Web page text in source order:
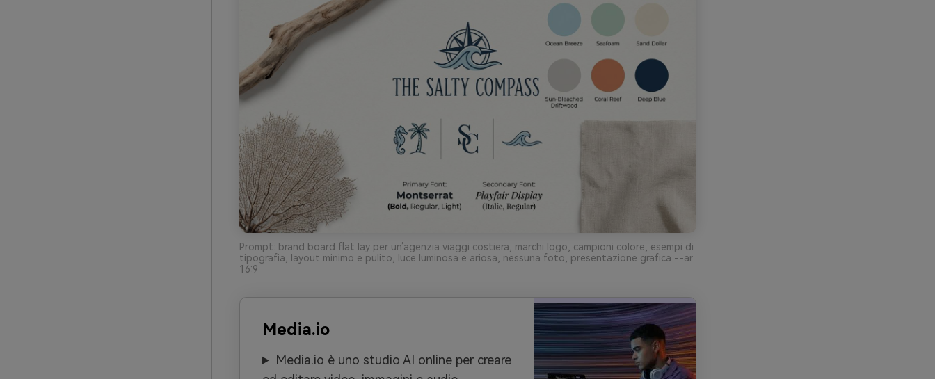
Prompt: brand board flat lay per un’agenzia viaggi costiera, marchi logo, campioni colore, esempi di
tipografia, layout minimo e pulito, luce luminosa e ariosa, nessuna foto, presentazione grafica --ar
16:9
Media.io
Media.io è uno studio AI online per creare